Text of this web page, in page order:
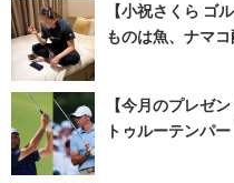
【小祝さくら
ものは魚、ナマ
【今月のプレゼ
トゥルーテンパ